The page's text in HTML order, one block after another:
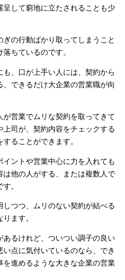
呈して窮地に立たされることも少
の行動ばかり取ってしまうこと
ちているのです。
、口が上手い人には、契約から
できるだけ大企業の営業職が向
営業でムリな契約を取ってきて
上司が、契約内容をチェックする
ることができます。
ントや営業中心に力を入れても
は他の人がする、または複数人で
。
しつつ、ムリのない契約が結べる
ます。
あるけれど、ついつい調子の良い
点に気付いているのなら、でき
を進めるような大きな企業の営業